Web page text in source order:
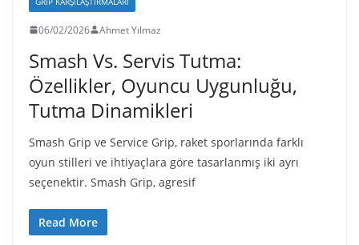
06/02/2026 Ahmet Yılmaz
Smash Vs. Servis Tutma:
Özellikler, Oyuncu Uygunluğu,
Tutma Dinamikleri
Smash Grip ve Service Grip, raket sporlarında farklı
oyun stilleri ve ihtiyaçlara göre tasarlanmış iki ayrı
seçenektir. Smash Grip, agresif
Read More